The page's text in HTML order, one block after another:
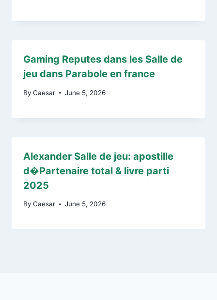
Gaming Reputes dans les Salle de
jeu dans Parabole en france
By Caesar June 5, 2026
Alexander Salle de jeu: apostille
d�Partenaire total & livre parti
2025
By Caesar June 5, 2026